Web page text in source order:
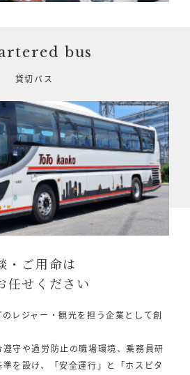
bus
貸切バス
・ご用命は
任せください
レジャー・観光を担う企業として創
守や過労防止の職場環境、乗務員研
を設け、「安全運行」と「ホスピタ